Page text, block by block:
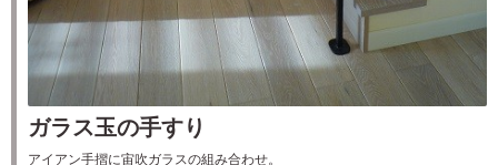
ガラス玉の手すり
アイアン手摺に宙吹ガラスの組み合わせ。